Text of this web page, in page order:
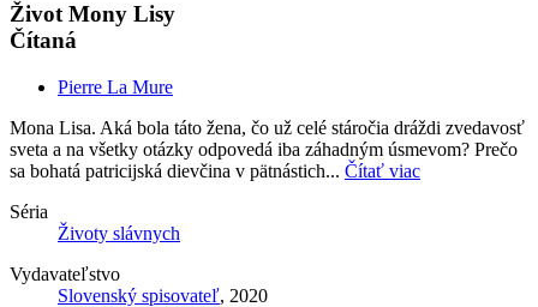
Život Mony Lisy
Čítaná
Pierre La Mure
Mona Lisa. Aká bola táto žena, čo už celé stáročia dráždi zvedavosť
sveta a na všetky otázky odpovedá iba záhadným úsmevom? Prečo
sa bohatá patricijská dievčina v pätnástich... Čítať viac
Séria
Životy slávnych
Vydavateľstvo
Slovenský spisovateľ, 2020